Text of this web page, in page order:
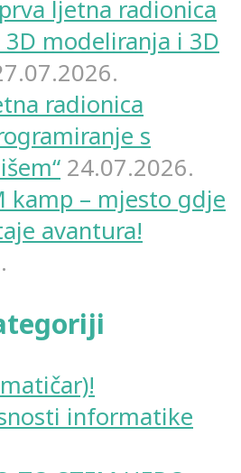
ljetna radionica
3D modeliranja i 3D
radionica
s
24.07.2026.
kamp – mjesto gdje
avantura!
informatike